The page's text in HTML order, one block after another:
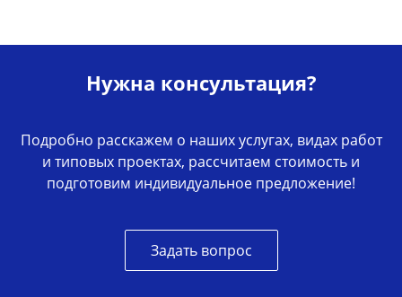
Нужна консультация?
Подробно расскажем о наших услугах, видах работ
и типовых проектах, рассчитаем стоимость и
подготовим индивидуальное предложение!
Задать вопрос